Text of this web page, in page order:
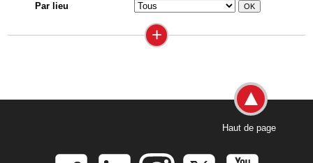
Par lieu
+
Haut de page